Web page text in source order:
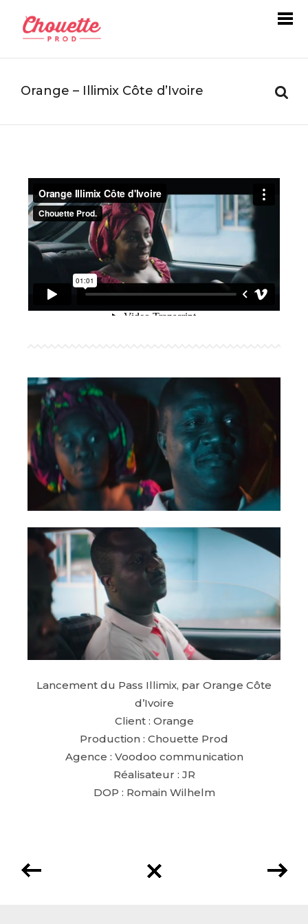
Orange – Illimix Côte d’Ivoire
Lancement du Pass Illimix, par Orange Côte
d’Ivoire
Client : Orange
Production : Chouette Prod
Agence : Voodoo communication
Réalisateur : JR
DOP : Romain Wilhelm